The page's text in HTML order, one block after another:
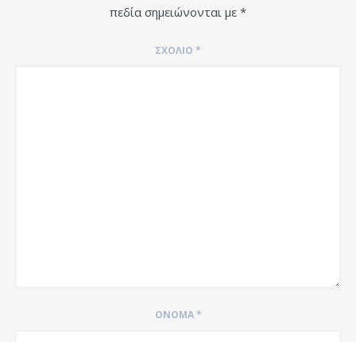
πεδία σημειώνονται με *
ΣΧΌΛΙΟ *
ΌΝΟΜΑ*